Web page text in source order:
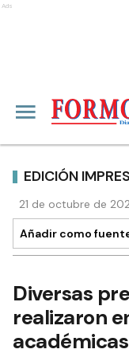
Ads
EDICIÓN
21 de octubre de
Añadir como
Diversas
realizaron